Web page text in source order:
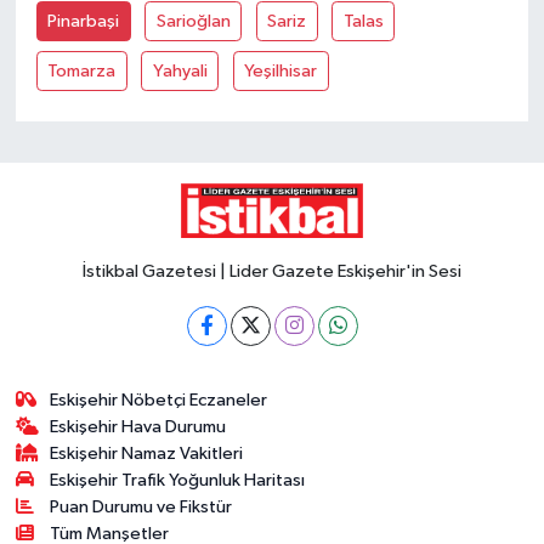
Pinarbaşi Sarioğlan Sariz Talas
Tomarza Yahyali Yeşilhisar
İstikbal Gazetesi | Lider Gazete Eskişehir'in Sesi
Eskişehir Nöbetçi Eczaneler
Eskişehir Hava Durumu
Eskişehir Namaz Vakitleri
Eskişehir Trafik Yoğunluk Haritası
Puan Durumu ve Fikstür
Tüm Manşetler